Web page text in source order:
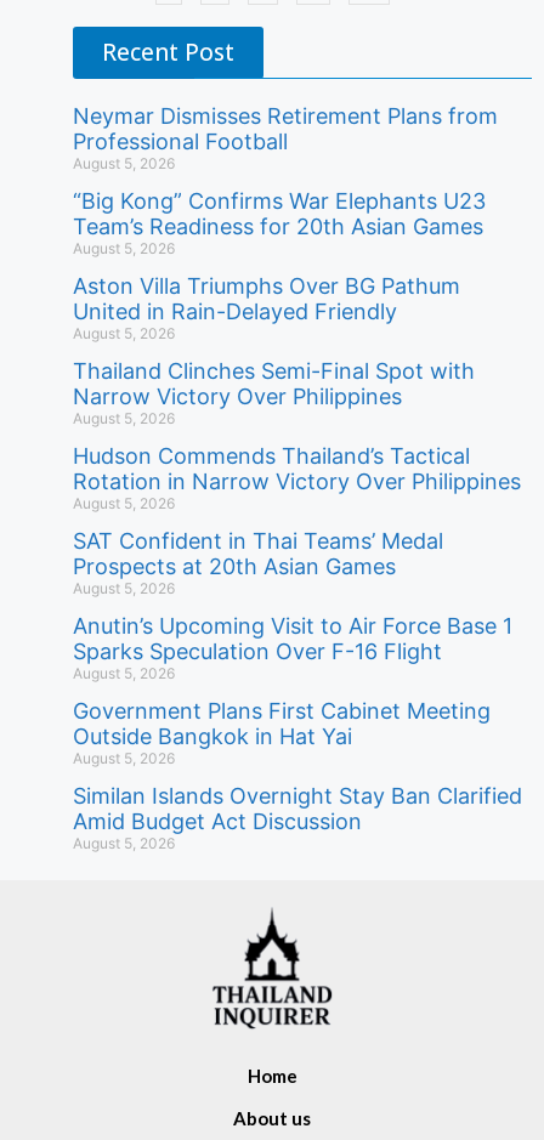
Recent Post
Neymar Dismisses Retirement Plans from
Professional Football
August 5, 2026
“Big Kong” Confirms War Elephants U23
Team’s Readiness for 20th Asian Games
August 5, 2026
Aston Villa Triumphs Over BG Pathum
United in Rain-Delayed Friendly
August 5, 2026
Thailand Clinches Semi-Final Spot with
Narrow Victory Over Philippines
August 5, 2026
Hudson Commends Thailand’s Tactical
Rotation in Narrow Victory Over Philippines
August 5, 2026
SAT Confident in Thai Teams’ Medal
Prospects at 20th Asian Games
August 5, 2026
Anutin’s Upcoming Visit to Air Force Base 1
Sparks Speculation Over F-16 Flight
August 5, 2026
Government Plans First Cabinet Meeting
Outside Bangkok in Hat Yai
August 5, 2026
Similan Islands Overnight Stay Ban Clarified
Amid Budget Act Discussion
August 5, 2026
Home
About us